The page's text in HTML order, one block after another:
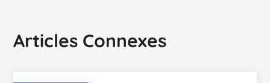
Articles Connexes